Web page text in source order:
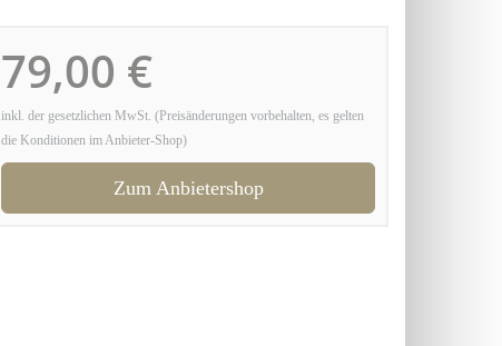
79,00 €
inkl. der gesetzlichen MwSt. (Preisänderungen vorbehalten, es gelten
die Konditionen im Anbieter-Shop)
Zum Anbietershop